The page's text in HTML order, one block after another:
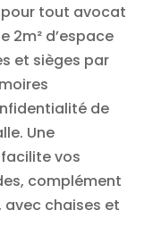
tout avocat
2m² d’espace
et sièges par
de
Une
vos
complément
avec chaises et